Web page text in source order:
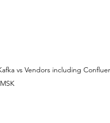
vs Vendors including